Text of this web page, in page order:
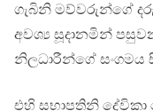
ගැබිනි මව්වරුන්ගේ
අවශ්‍ය සූදානමින්
නිලධාරීන්ගේ සංගමය
එහි සභාපතිනි